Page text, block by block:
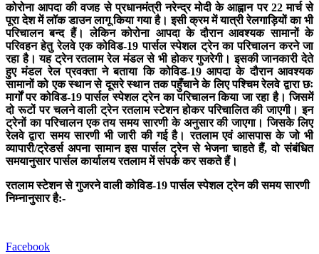
कोरोना आपदा की वजह से प्रधानमंत्री नरेन्द्र मोदी के आह्वान पर 22 मार्च से
पूरा देश में लॉक डाउन लागू किया गया है। इसी क्रम में यात्री रेलगाड़ियों का भी
परिचालन बन्द हैं। लेकिन कोरोना आपदा के दौरान आवश्यक सामानों के
परिवहन हेतु रेलवे एक कोविड-19 पार्सल स्पेशल ट्रेन का परिचालन करने जा
रहा है। यह ट्रेन रतलाम रेल मंडल से भी होकर गुजरेगी। इसकी जानकारी देते
हुए मंडल रेल प्रवक्ता ने बताया कि कोविड-19 आपदा के दौरान आवश्यक
सामानों को एक स्थान से दूसरे स्थान तक पहुँचाने के लिए पश्चिम रेलवे द्वारा छः
मार्गों पर कोविड-19 पार्सल स्पेशल ट्रेन का परिचालन किया जा रहा है। जिसमें
दो रूटों पर चलने वाली ट्रेन रतलाम स्टेशन होकर परिचालित की जाएगी। इन
ट्रेनों का परिचालन एक तय समय सारणी के अनुसार की जाएगा। जिसके लिए
रेलवे द्वारा समय सारणी भी जारी की गई है। रतलाम एवं आसपास के जो भी
व्यापारी/ट्रेडर्स अपना सामान इस पार्सल ट्रेन से भेजना चाहते हैं, वो संबंधित
समयानुसार पार्सल कार्यालय रतलाम में संपर्क कर सकते हैं।
रतलाम स्टेशन से गुजरने वाली कोविड-19 पार्सल स्पेशल ट्रेन की समय सारणी
निम्नानुसार है:-
Facebook